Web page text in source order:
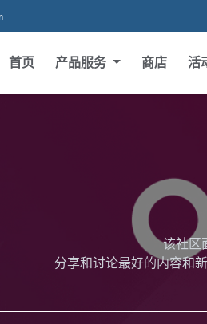
首页 产品服务 商店 活
该社区
分享和讨论最好的内容和